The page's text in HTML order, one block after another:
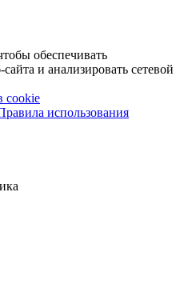
обеспечивать
и анализировать сетевой
cookie
использования